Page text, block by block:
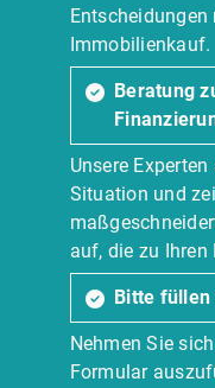
Entscheidungen
Immobilienkauf.
Beratung
Unsere
Situation und
auf, die zu
Bitte füllen
Nehmen Sie
Formular